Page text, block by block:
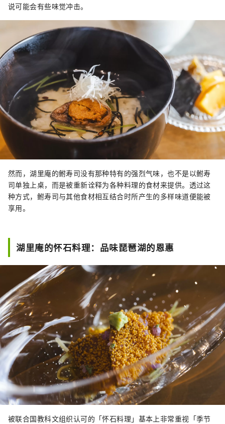
说可能会有些味觉冲击。
然而，湖里庵的鲋寿司没有那种特有的强烈气味，也不是以鲋寿
司单独上桌，而是被重新诠释为各种料理的食材来提供。透过这
种方式，鲋寿司与其他食材相互结合时所产生的多样味道便能被
享用。
湖里庵的怀石料理：品味琵琶湖的恩惠
被联合国教科文组织认可的「怀石料理」基本上非常重视「季节